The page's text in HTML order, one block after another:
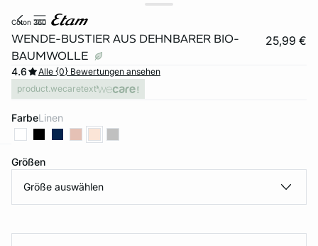
coton 360
WENDE-BUSTIER AUS DEHNBARER BIO-
BAUMWOLLE
25,99 €
4.6
Alle {0} Bewertungen ansehen
product.wecaretext
Farbe linen
Größen
Größe auswählen